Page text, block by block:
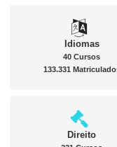
Idiomas
40 Cursos
133.331
Direito